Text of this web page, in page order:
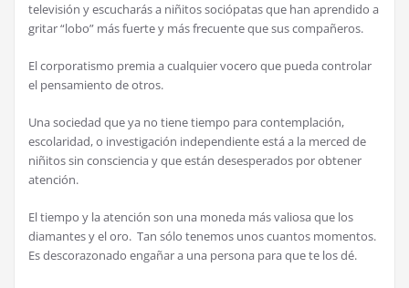
televisión y escucharás a niñitos sociópatas que han aprendido a
gritar “lobo” más fuerte y más frecuente que sus compañeros.
El corporatismo premia a cualquier vocero que pueda controlar
el pensamiento de otros.
Una sociedad que ya no tiene tiempo para contemplación,
escolaridad, o investigación independiente está a la merced de
niñitos sin consciencia y que están desesperados por obtener
atención.
El tiempo y la atención son una moneda más valiosa que los
diamantes y el oro. Tan sólo tenemos unos cuantos momentos.
Es descorazonado engañar a una persona para que te los dé.